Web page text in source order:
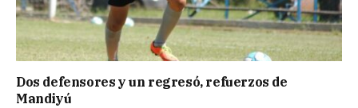
Dos defensores y un regresó, refuerzos de
Mandiyú